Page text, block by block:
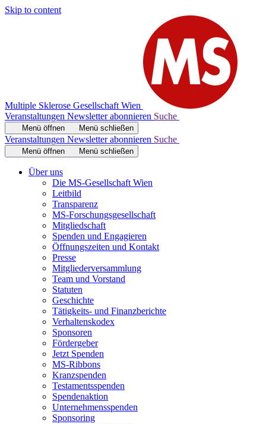
Skip to content
Multiple Sklerose Gesellschaft Wien
Veranstaltungen Newsletter abonnieren Suche
Menü öffnen Menü schließen
Veranstaltungen Newsletter abonnieren Suche
Menü öffnen Menü schließen
Über uns
Die MS-Gesellschaft Wien
Leitbild
Transparenz
MS-Forschungsgesellschaft
Mitgliedschaft
Spenden und Engagieren
Öffnungszeiten und Kontakt
Presse
Mitgliederversammlung
Team und Vorstand
Statuten
Geschichte
Tätigkeits- und Finanzberichte
Verhaltenskodex
Sponsoren
Fördergeber
Jetzt Spenden
MS-Ribbons
Kranzspenden
Testamentsspenden
Spendenaktion
Unternehmensspenden
Sponsoring